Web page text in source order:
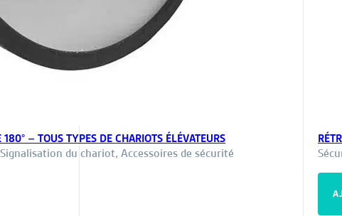
– TOUS TYPES DE CHARIOTS ÉLÉVATEURS
Signalisation du chariot, Accessoires de sécurité